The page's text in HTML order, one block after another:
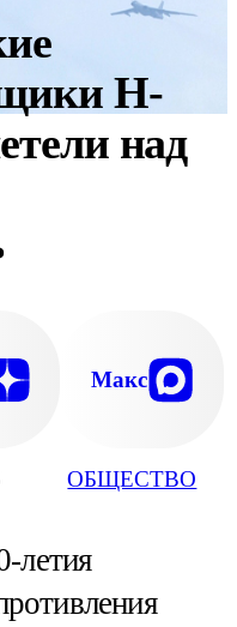
ОБЩЕСТВО
H-
над
Макс
летия